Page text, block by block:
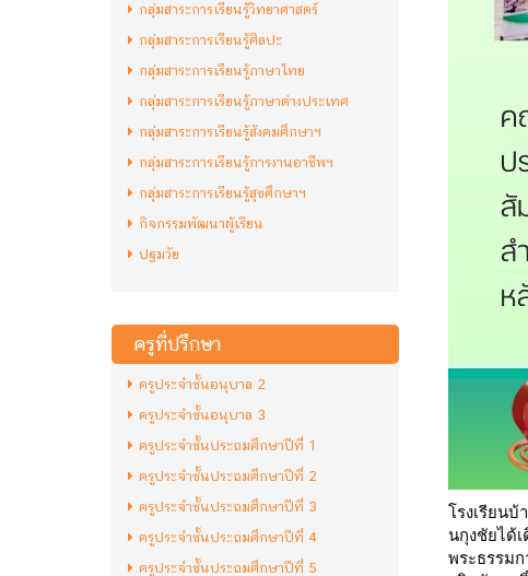
กลุ่มสาระการเรียนรู้วิทยาศาสตร์
กลุ่มสาระการเรียนรู้ศิลปะ
กลุ่มสาระการเรียนรู้ภาษาไทย
กลุ่มสาระการเรียนรู้ภาษาต่างประเทศ
กลุ่มสาระการเรียนรู้สังคมศึกษาฯ
กลุ่มสาระการเรียนรู้การงานอาชีพฯ
กลุ่มสาระการเรียนรู้สุขศึกษาฯ
กิจกรรมพัฒนาผู้เรียน
ปฐมวัย
ครูที่ปรึกษา
ครูประจำชั้นอนุบาล 2
ครูประจำชั้นอนุบาล 3
ครูประจำชั้นประถมศึกษาปีที่ 1
ครูประจำชั้นประถมศึกษาปีที่ 2
ครูประจำชั้นประถมศึกษาปีที่ 3
ครูประจำชั้นประถมศึกษาปีที่ 4
ครูประจำชั้นประถมศึกษาปีที่ 5
โรงเรียน
นกุงชัยได้
พระธรรม